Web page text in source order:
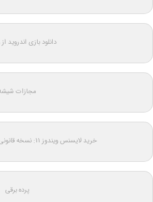
دانلود بازی اندروید
مجازات
خرید لایسنس ویندوز 11: نسخه قانونی Windows 11 اورجینال
پرده برقی